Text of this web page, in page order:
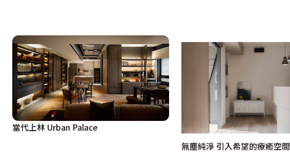
當代上林 Urban Palace
無塵純淨 引入希望的療癒空間